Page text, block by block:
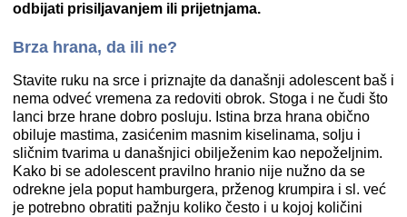
odbijati prisiljavanjem ili prijetnjama.
Brza hrana, da ili ne?
Stavite ruku na srce i priznajte da današnji adolescent baš i
nema odveć vremena za redoviti obrok. Stoga i ne čudi što
lanci brze hrane dobro posluju. Istina brza hrana obično
obiluje mastima, zasićenim masnim kiselinama, solju i
sličnim tvarima u današnjici obilježenim kao nepoželjnim.
Kako bi se adolescent pravilno hranio nije nužno da se
odrekne jela poput hamburgera, prženog krumpira i sl. već
je potrebno obratiti pažnju koliko često i u kojoj količini